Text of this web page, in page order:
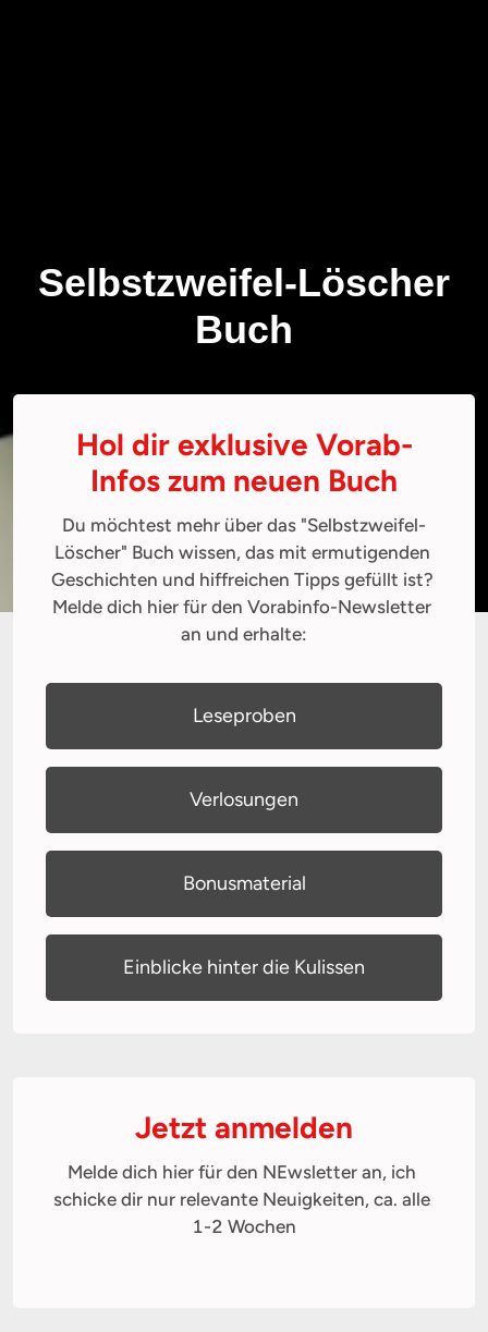
Selbstzweifel-Löscher
Buch
Hol dir exklusive Vorab-
Infos zum neuen Buch
Du möchtest mehr über das "Selbstzweifel-
Löscher" Buch wissen, das mit ermutigenden
Geschichten und hiffreichen Tipps gefüllt ist?
Melde dich hier für den Vorabinfo-Newsletter
an und erhalte:
Leseproben
Verlosungen
Bonusmaterial
Einblicke hinter die Kulissen
Jetzt anmelden
Melde dich hier für den NEwsletter an, ich
schicke dir nur relevante Neuigkeiten, ca. alle
1-2 Wochen